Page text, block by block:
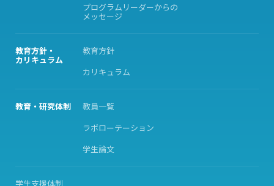
プログラムリーダーからの
メッセージ
教育方針・
カリキュラム
教育方針
カリキュラム
教育・研究体制
教員一覧
ラボローテーション
学生論文
学生支援体制